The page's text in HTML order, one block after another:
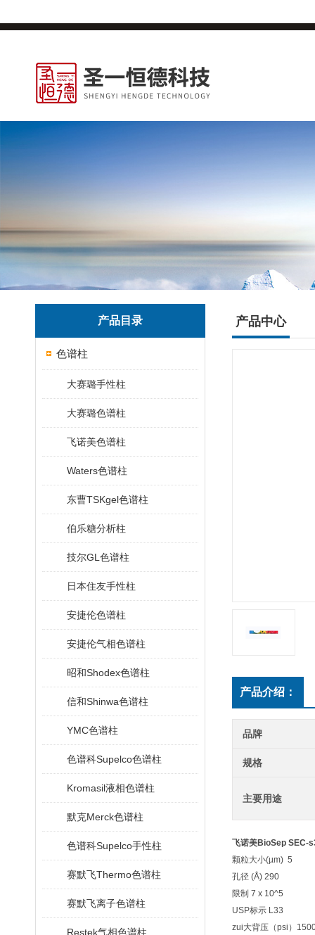
产品目录
色谱柱
大赛璐手性柱
大赛璐色谱柱
飞诺美色谱柱
Waters色谱柱
东曹TSKgel色谱柱
伯乐糖分析柱
技尔GL色谱柱
日本住友手性柱
安捷伦色谱柱
安捷伦气相色谱柱
昭和Shodex色谱柱
信和Shinwa色谱柱
YMC色谱柱
色谱科Supelco色谱柱
Kromasil液相色谱柱
默克Merck色谱柱
色谱科Supelco手性柱
赛默飞Thermo色谱柱
赛默飞离子色谱柱
Restek气相色谱柱
产品中心
产品介绍：
品牌
规格
主要用途
飞诺美BioSep SEC-
颗粒大小(µm) 5
孔径 (Å) 290
限制 7 x 10^5
USP标示 L33
zui大背压（psi）